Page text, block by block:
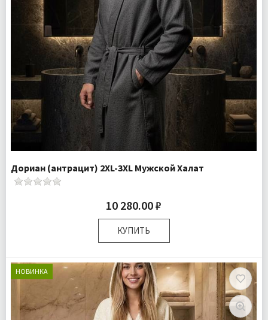
Дориан (антрацит) 2XL-3XL Мужской Халат
10 280.00 ₽
КУПИТЬ
Плотность:
140 гр.м
Халат 1 шт
Доставка:
Бесплатно
НОВИНКА